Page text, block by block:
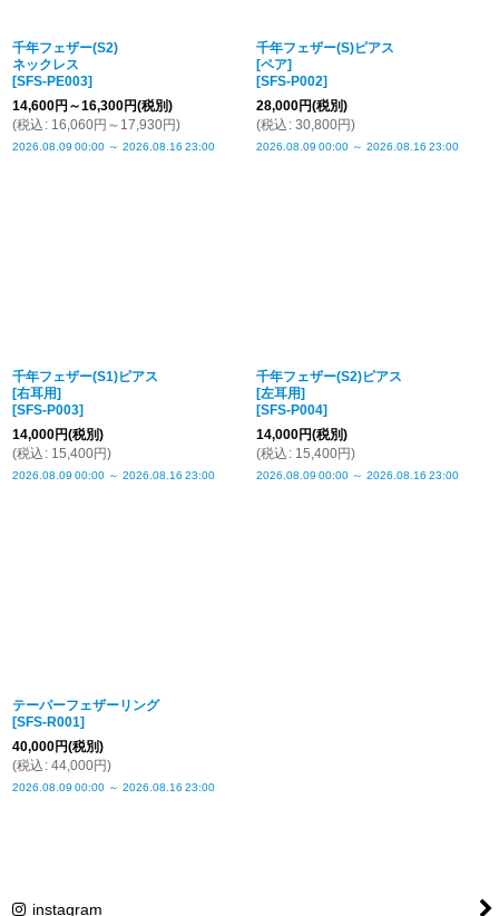
千年フェザー(S2)
ネックレス
[SFS-PE003]
14,600円 ～16,300円(税別)
(税込 : 16,060円 ～17,930円)
2026.08.09 00:00 ～ 2026.08.16 23:00
千年フェザー(S)ピアス
[ペア]
[SFS-P002]
28,000円(税別)
(税込 : 30,800円)
2026.08.09 00:00 ～ 2026.08.16 23:00
千年フェザー(S1)ピアス
[右耳用]
[SFS-P003]
14,000円(税別)
(税込 : 15,400円)
2026.08.09 00:00 ～ 2026.08.16 23:00
千年フェザー(S2)ピアス
[左耳用]
[SFS-P004]
14,000円(税別)
(税込 : 15,400円)
2026.08.09 00:00 ～ 2026.08.16 23:00
テーパーフェザーリング
[SFS-R001]
40,000円(税別)
(税込 : 44,000円)
2026.08.09 00:00 ～ 2026.08.16 23:00
instagram